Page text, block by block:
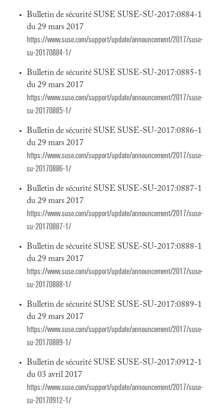
Bulletin de sécurité SUSE SUSE-SU-2017:0884-1
du 29 mars 2017
https://www.suse.com/support/update/announcement/2017/suse-
su-20170884-1/
Bulletin de sécurité SUSE SUSE-SU-2017:0885-1
du 29 mars 2017
https://www.suse.com/support/update/announcement/2017/suse-
su-20170885-1/
Bulletin de sécurité SUSE SUSE-SU-2017:0886-1
du 29 mars 2017
https://www.suse.com/support/update/announcement/2017/suse-
su-20170886-1/
Bulletin de sécurité SUSE SUSE-SU-2017:0887-1
du 29 mars 2017
https://www.suse.com/support/update/announcement/2017/suse-
su-20170887-1/
Bulletin de sécurité SUSE SUSE-SU-2017:0888-1
du 29 mars 2017
https://www.suse.com/support/update/announcement/2017/suse-
su-20170888-1/
Bulletin de sécurité SUSE SUSE-SU-2017:0889-1
du 29 mars 2017
https://www.suse.com/support/update/announcement/2017/suse-
su-20170889-1/
Bulletin de sécurité SUSE SUSE-SU-2017:0912-1
du 03 avril 2017
https://www.suse.com/support/update/announcement/2017/suse-
su-20170912-1/